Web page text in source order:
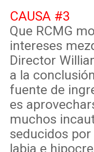
CAUSA #3
Que RCMG
intereses
Director
a la
fuente de
es
muchos
seducidos
labia e